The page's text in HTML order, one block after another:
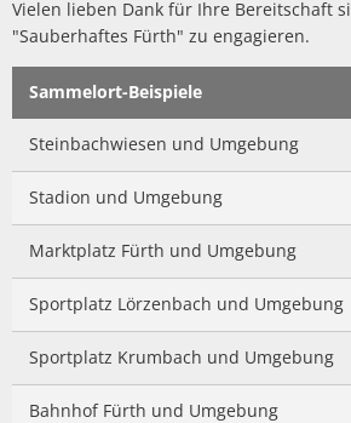
Vielen lieben Dank für Ihre Bereitschaft
"Sauberhaftes Fürth" zu engagieren.
Sammelort-Beispiele
Steinbachwiesen und Umgebung
Stadion und Umgebung
Marktplatz Fürth und Umgebung
Sportplatz Lörzenbach und Umgebung
Sportplatz Krumbach und Umgebung
Bahnhof Fürth und Umgebung